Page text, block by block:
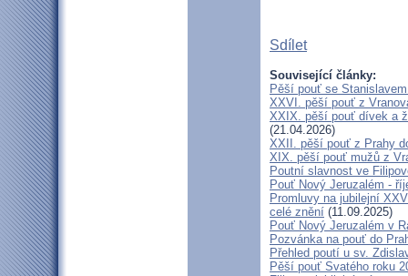
Sdílet
Související články:
Pěší pouť se
XXVI. pěší pouť z
XXIX. pěší pouť dívek a
(21.04.2026)
XXII. pěší pouť z Prahy
XIX. pěší pouť mužů z
Poutní slavnost ve
Pouť Nový Jeruzalém -
Promluvy na jubilejní
celé znění (11.09.2025)
Pouť Nový Jeruzalém v
Pozvánka na pouť do
Přehled poutí u sv.
Pěší pouť Svatého roku